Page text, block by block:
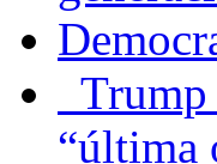
Trump
“última